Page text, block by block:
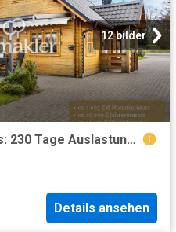
12 bilder
Ferienhaus Lüttje Holthuus: 230 Tage Auslastung, 14.129 € Überschuss, Top Bewertung & Smarte Technik
Details ansehen